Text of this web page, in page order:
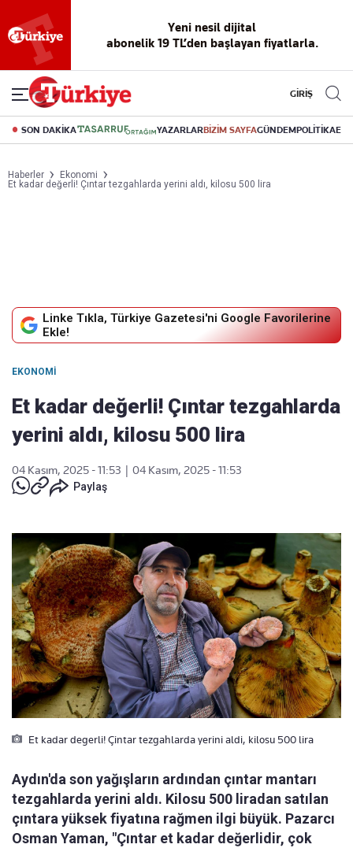
Yeni nesil dijital
abonelik 19 TL’den başlayan fiyatlarla.
GİRİŞ
SON DAKİKA YAZARLARBİZİM SAYFAGÜNDEMPOLİTİKA
Haberler
Ekonomi
Et kadar değerli! Çıntar tezgahlarda yerini aldı, kilosu 500 lira
Linke Tıkla, Türkiye Gazetesi'ni Google Favorilerine
Ekle!
EKONOMI
Et kadar değerli! Çıntar tezgahlarda
yerini aldı, kilosu 500 lira
04 Kasım, 2025 - 11:53
04 Kasım, 2025 - 11:53
Paylaş
Et kadar degerli! Çintar tezgahlarda yerini aldi, kilosu 500 lira
Aydın'da son yağışların ardından çıntar mantarı
tezgahlarda yerini aldı. Kilosu 500 liradan satılan
çıntara yüksek fiyatına rağmen ilgi büyük. Pazarcı
Osman Yaman, "Çıntar et kadar değerlidir, çok